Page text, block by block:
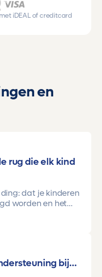
iDEAL of creditcard
en
rug die elk kind
dat je kinderen
worden en het
kunnen dan ze
is Toetsmij daarin
ooit op mavo-
maar somsbij…